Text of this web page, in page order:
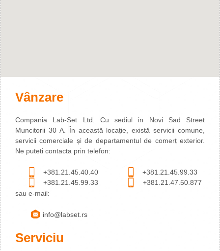
Vânzare
Compania Lab-Set Ltd. Cu sediul in Novi Sad Street
Muncitorii 30 A. În această locație, există servicii comune,
servicii comerciale și de departamentul de comerț exterior.
Ne puteti contacta prin telefon:
+381.21.45.40.40
+381.21.45.99.33
+381.21.45.99.33
+381.21.47.50.877
sau e-mail:
info@labset.rs
Serviciu